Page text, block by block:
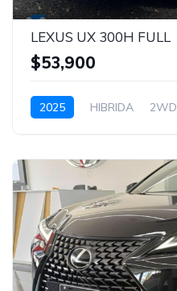
LEXUS UX 300H FULL
$53,900
2025 HIBRIDA 2WD